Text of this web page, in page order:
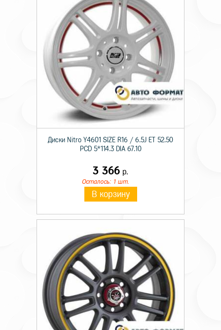
Диски Nitro Y4601 SIZE R16 / 6.5J ET 52.50
PCD 5*114.3 DIA 67.10
3 366 р.
Осталось: 1 шт.
В корзину